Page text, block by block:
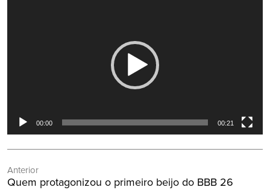
00:00 00:21
de
Anterior
Post
Quem protagonizou o primeiro beijo do BBB 26